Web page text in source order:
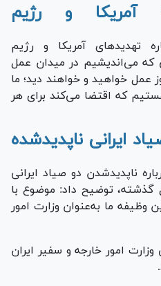
آمریکا و رژیم
تهدیدهای آمریکا و رژیم
که می‌اندیشیم در میدان عمل
عمل خواهید و خواهند دید؛ ما
که اقتضا می‌کند برای هر
ایرانی ناپدیدشده
ناپدیدشدن دو صیاد ایرانی
گذشته، توضیح داد: موضوع با
ما به‌عنوان وزارت امور
امور خارجه و سفیر ایران